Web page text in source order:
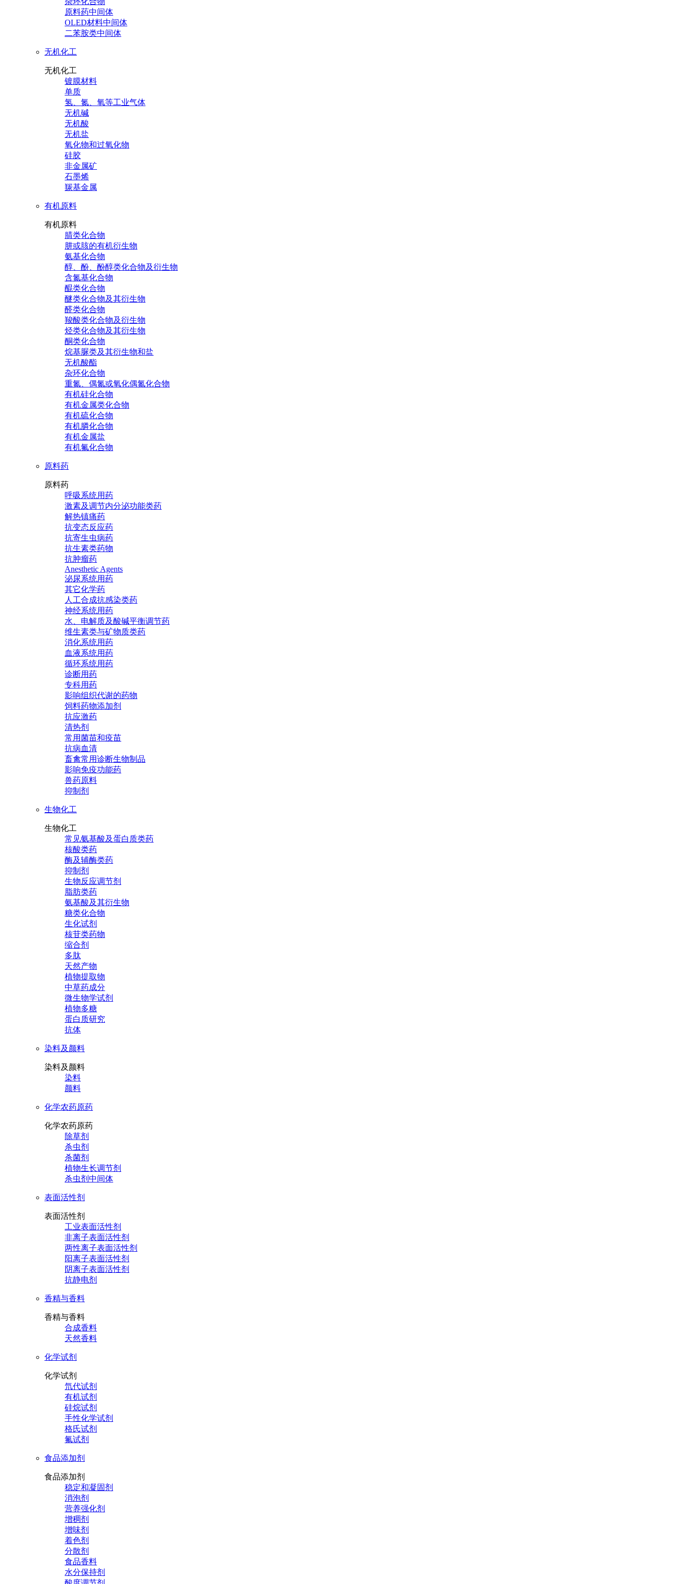
原料药中间体
OLED材料中间体
二苯胺类中间体
无机化工
无机化工
镀膜材料
单质
氢、氮、氧等工业气体
无机碱
无机酸
无机盐
氧化物和过氧化物
硅胶
非金属矿
石墨烯
羰基金属
有机原料
有机原料
腈类化合物
肼或胲的有机衍生物
氨基化合物
醇、酚、酚醇类化合物及衍生物
含氮基化合物
醌类化合物
醚类化合物及其衍生物
醛类化合物
羧酸类化合物及衍生物
烃类化合物及其衍生物
酮类化合物
烷基脲类及其衍生物和盐
无机酸酯
杂环化合物
重氮、偶氮或氧化偶氮化合物
有机硅化合物
有机金属类化合物
有机硫化合物
有机膦化合物
有机金属盐
有机氟化合物
原料药
原料药
呼吸系统用药
激素及调节内分泌功能类药
解热镇痛药
抗变态反应药
抗寄生虫病药
抗生素类药物
抗肿瘤药
Anesthetic Agents
泌尿系统用药
其它化学药
人工合成抗感染类药
神经系统用药
水、电解质及酸碱平衡调节药
维生素类与矿物质类药
消化系统用药
血液系统用药
循环系统用药
诊断用药
专科用药
影响组织代谢的药物
饲料药物添加剂
抗应激药
清热剂
常用菌苗和疫苗
抗病血清
畜禽常用诊断生物制品
影响免疫功能药
兽药原料
抑制剂
生物化工
生物化工
常见氨基酸及蛋白质类药
核酸类药
酶及辅酶类药
抑制剂
生物反应调节剂
脂肪类药
氨基酸及其衍生物
糖类化合物
生化试剂
核苷类药物
缩合剂
多肽
天然产物
植物提取物
中草药成分
微生物学试剂
植物多糖
蛋白质研究
抗体
染料及颜料
染料及颜料
染料
颜料
化学农药原药
化学农药原药
除草剂
杀虫剂
杀菌剂
植物生长调节剂
杀虫剂中间体
表面活性剂
表面活性剂
工业表面活性剂
非离子表面活性剂
两性离子表面活性剂
阳离子表面活性剂
阴离子表面活性剂
抗静电剂
香精与香料
香精与香料
合成香料
天然香料
化学试剂
化学试剂
氘代试剂
有机试剂
硅烷试剂
手性化学试剂
格氏试剂
氟试剂
食品添加剂
食品添加剂
稳定和凝固剂
消泡剂
营养强化剂
增稠剂
增味剂
着色剂
分散剂
食品香料
水分保持剂